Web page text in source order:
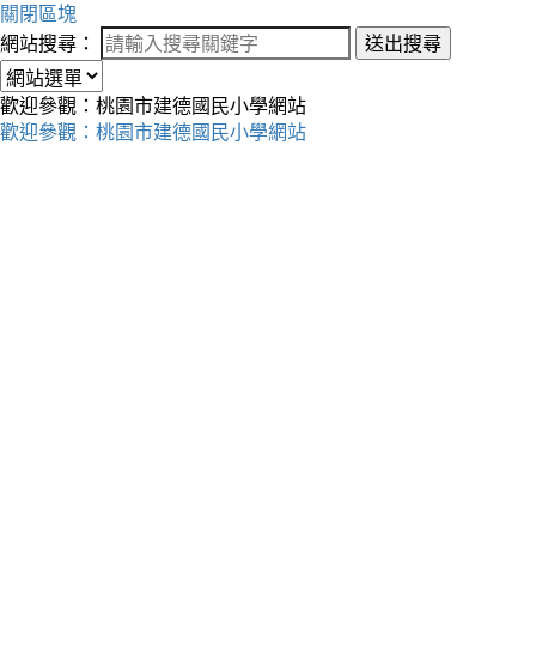
關閉區塊
網站搜尋：
送出搜尋
歡迎參觀：桃園市建德國民小學網站
歡迎參觀：桃園市建德國民小學網站